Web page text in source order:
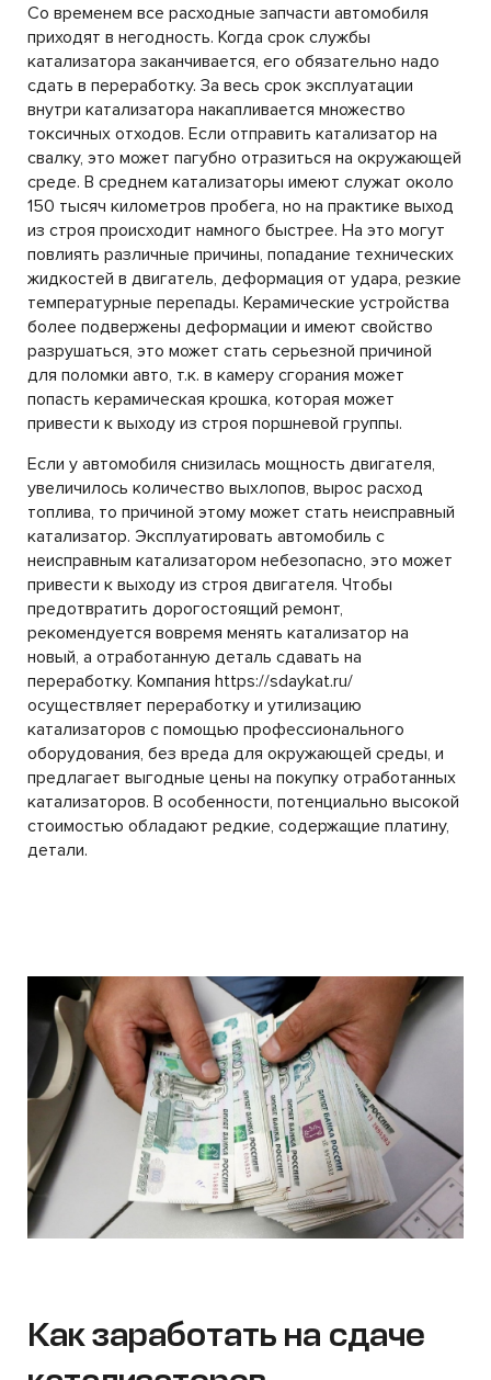
Со временем все расходные запчасти автомобиля
приходят в негодность. Когда срок службы
катализатора заканчивается, его обязательно надо
сдать в переработку. За весь срок эксплуатации
внутри катализатора накапливается множество
токсичных отходов. Если отправить катализатор на
свалку, это может пагубно отразиться на окружающей
среде. В среднем катализаторы имеют служат около
150 тысяч километров пробега, но на практике выход
из строя происходит намного быстрее. На это могут
повлиять различные причины, попадание технических
жидкостей в двигатель, деформация от удара, резкие
температурные перепады. Керамические устройства
более подвержены деформации и имеют свойство
разрушаться, это может стать серьезной причиной
для поломки авто, т.к. в камеру сгорания может
попасть керамическая крошка, которая может
привести к выходу из строя поршневой группы.
Если у автомобиля снизилась мощность двигателя,
увеличилось количество выхлопов, вырос расход
топлива, то причиной этому может стать неисправный
катализатор. Эксплуатировать автомобиль с
неисправным катализатором небезопасно, это может
привести к выходу из строя двигателя. Чтобы
предотвратить дорогостоящий ремонт,
рекомендуется вовремя менять катализатор на
новый, а отработанную деталь сдавать на
переработку. Компания https://sdaykat.ru/
осуществляет переработку и утилизацию
катализаторов с помощью профессионального
оборудования, без вреда для окружающей среды, и
предлагает выгодные цены на покупку отработанных
катализаторов. В особенности, потенциально высокой
стоимостью обладают редкие, содержащие платину,
детали.
Как заработать на сдаче